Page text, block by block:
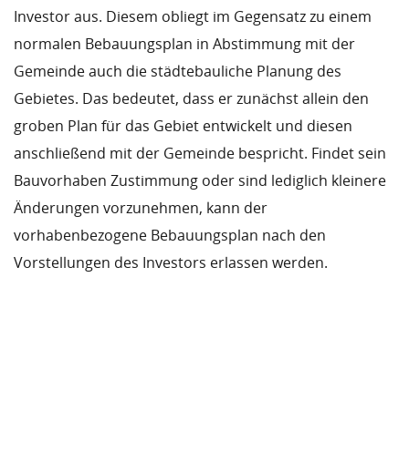
Investor aus. Diesem obliegt im Gegensatz zu einem
normalen Bebauungsplan in Abstimmung mit der
Gemeinde auch die städtebauliche Planung des
Gebietes. Das bedeutet, dass er zunächst allein den
groben Plan für das Gebiet entwickelt und diesen
anschließend mit der Gemeinde bespricht. Findet sein
Bauvorhaben Zustimmung oder sind lediglich kleinere
Änderungen vorzunehmen, kann der
vorhabenbezogene Bebauungsplan nach den
Vorstellungen des Investors erlassen werden.